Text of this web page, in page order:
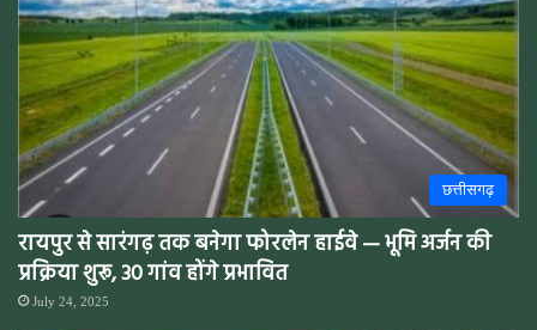
छत्तीसगढ़
रायपुर से सारंगढ़ तक बनेगा फोरलेन हाईवे — भूमि अर्जन की
प्रक्रिया शुरू, 30 गांव होंगे प्रभावित
July 24, 2025